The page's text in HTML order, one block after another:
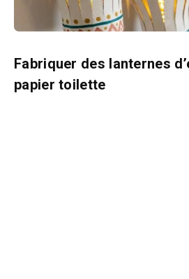
Fabriquer des lanternes
papier toilette